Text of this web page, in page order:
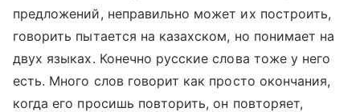
предложений, неправильно может их построить,
говорить пытается на казахском, но понимает на
двух языках. Конечно русские слова тоже у него
есть. Много слов говорит как просто окончания,
когда его просишь повторить, он повторяет,